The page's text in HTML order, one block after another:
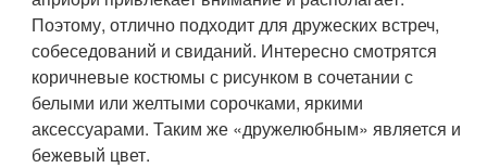
Поэтому, отлично подходит для дружеских встреч,
собеседований и свиданий. Интересно смотрятся
коричневые костюмы с рисунком в сочетании с
белыми или желтыми сорочками, яркими
аксессуарами. Таким же «дружелюбным» является и
бежевый цвет.